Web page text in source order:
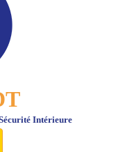
Intérieure